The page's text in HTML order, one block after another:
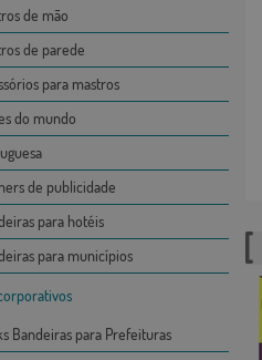
de mão
de parede
para mastros
do mundo
de publicidade
para hotéis
para municípios
Bandeiras para Prefeituras